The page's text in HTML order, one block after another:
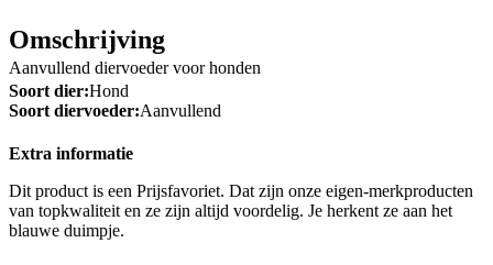
Omschrijving
Aanvullend diervoeder voor honden
Soort dier:Hond
Soort diervoeder:Aanvullend
Extra informatie
Dit product is een Prijsfavoriet. Dat zijn onze eigen-merkproducten
van topkwaliteit en ze zijn altijd voordelig. Je herkent ze aan het
blauwe duimpje.